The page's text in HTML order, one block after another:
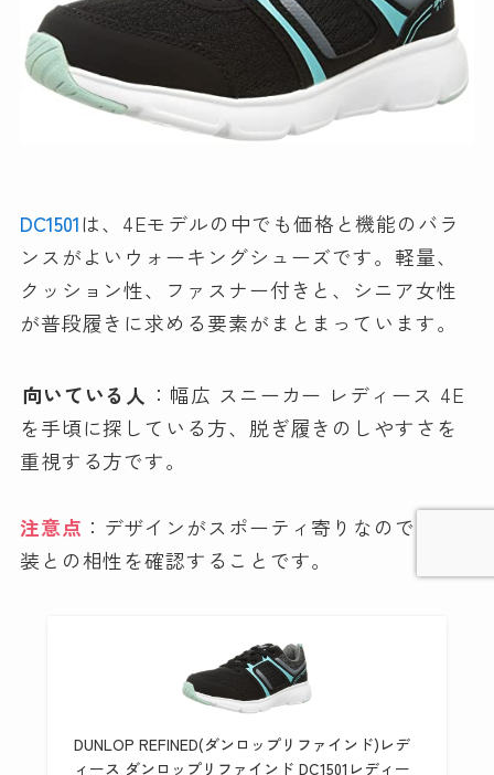
DC1501は、4Eモデルの中でも価格と機能のバラ
ンスがよいウォーキングシューズです。軽量、
クッション性、ファスナー付きと、シニア女性
が普段履きに求める要素がまとまっています。
向いている人 ：幅広 スニーカー レディース 4E
を手頃に探している方、脱ぎ履きのしやすさを
重視する方です。
注意点 ：デザインがスポーティ寄りなので、服
装との相性を確認することです。
DUNLOP REFINED(ダンロップリファインド)レデ
ィース ダンロップリファインド DC1501レディー